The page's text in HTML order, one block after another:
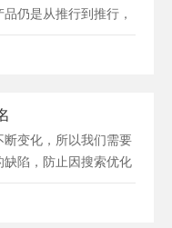
仍是从推行到推行，
变化，所以我们需要
陷，防止因搜索优化